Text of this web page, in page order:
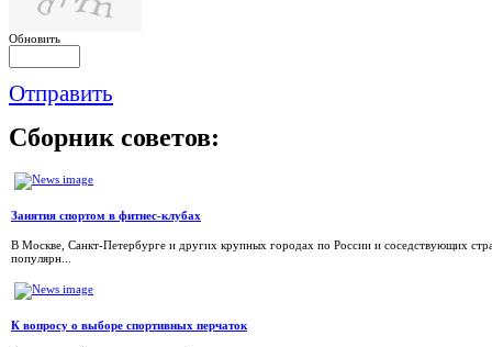
Обновить
Отправить
Сборник советов:
Занятия спортом в фитнес-клубах
В Москве, Санкт-Петербурге и других крупных городах по России и соседствующих
популярн...
К вопросу о выборе спортивных перчаток